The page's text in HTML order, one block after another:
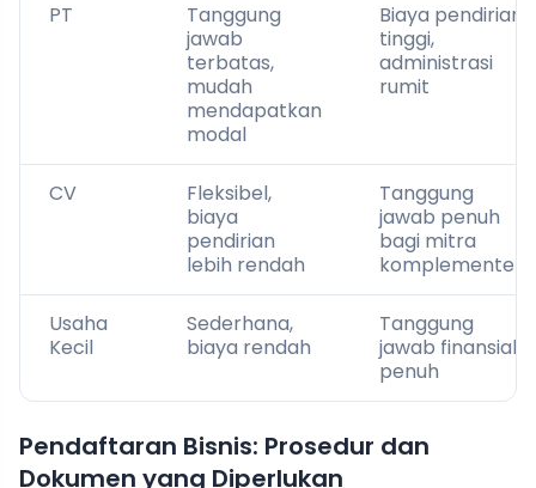
PT
Tanggung
jawab
terbatas,
mudah
mendapatkan
modal
Biaya pendirian
tinggi,
administrasi
rumit
CV
Fleksibel,
biaya
pendirian
lebih rendah
Tanggung
jawab penuh
bagi mitra
komplementer
Usaha
Kecil
Sederhana,
biaya rendah
Tanggung
jawab finansial
penuh
Pendaftaran Bisnis: Prosedur dan
Dokumen yang Diperlukan